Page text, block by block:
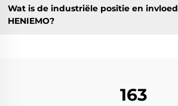
Wat is de industriële positie en
HENIEMO?
163